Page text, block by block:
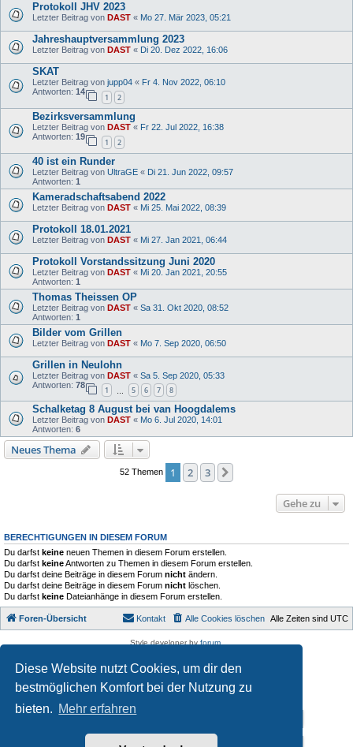
Diese Website nutzt Cookies, um dir den
bestmöglichen Komfort bei der Nutzung zu
bieten. Mehr erfahren
Protokoll JHV 2023
Letzter Beitrag von DAST « Mo 27. Mär 2023, 05:21
Jahreshauptversammlung 2023
Letzter Beitrag von DAST « Di 20. Dez 2022, 16:06
SKAT
Letzter Beitrag von jupp04 « Fr 4. Nov 2022, 06:10
Antworten: 14
1 2
Bezirksversammlung
Letzter Beitrag von DAST « Fr 22. Jul 2022, 16:38
Antworten: 19
1 2
40 ist ein Runder
Letzter Beitrag von UltraGE « Di 21. Jun 2022, 09:57
Antworten: 1
Kameradschaftsabend 2022
Letzter Beitrag von DAST « Mi 25. Mai 2022, 08:39
Protokoll 18.01.2021
Letzter Beitrag von DAST « Mi 27. Jan 2021, 06:44
Protokoll Vorstandssitzung Juni 2020
Letzter Beitrag von DAST « Mi 20. Jan 2021, 20:55
Antworten: 1
Thomas Theissen OP
Letzter Beitrag von DAST « Sa 31. Okt 2020, 08:52
Antworten: 1
Bilder vom Grillen
Letzter Beitrag von DAST « Mo 7. Sep 2020, 06:50
Grillen in Neulohn
Letzter Beitrag von DAST « Sa 5. Sep 2020, 05:33
Antworten: 78
1 5 6 7 8
Schalketag 8 August bei van Hoogdalems
Letzter Beitrag von DAST « Mo 6. Jul 2020, 14:01
Antworten: 6
Neues Thema
52 Themen 1 2 3
Gehe zu
BERECHTIGUNGEN IN DIESEM FORUM
Du darfst keine neuen Themen in diesem Forum erstellen.
Du darfst keineAntworten zu Themen in diesem Forum erstellen.
Du darfst deine Beiträge in diesem Forum nicht ändern.
Du darfst deine Beiträge in diesem Forum nicht löschen.
Du darfst keine Dateianhänge in diesem Forum erstellen.
Foren-Übersicht Alle Zeiten sind UTC
Alle Cookies löschen
Kontakt
Style developer by forum
Deutsche Übersetzung durchphpBB.de
Datenschutz
Nutzungsbedingungen
Datenschutzerklärung